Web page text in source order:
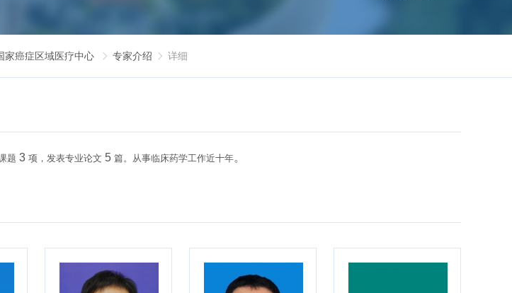
家癌症区域医疗中心  专家介绍  详细
题 3 项，发表专业论文 5 篇。从事临床药学工作近十年。